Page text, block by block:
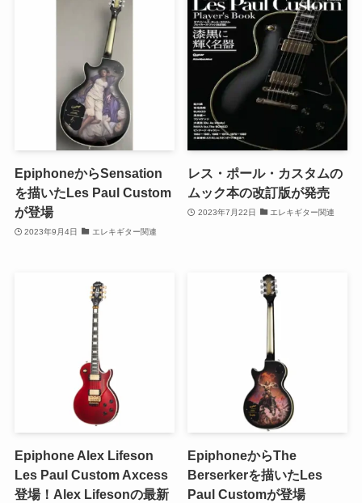
EpiphoneからSensation
を描いたLes Paul Custom
が登場
2023年9月4日 エレキギター関連
レス・ポール・カスタムの
ムック本の改訂版が発売
2023年7月22日 エレキギター関連
Epiphone Alex Lifeson
Les Paul Custom Axcess
登場！Alex Lifesonの最新
EpiphoneからThe
Berserkerを描いたLes
Paul Customが登場